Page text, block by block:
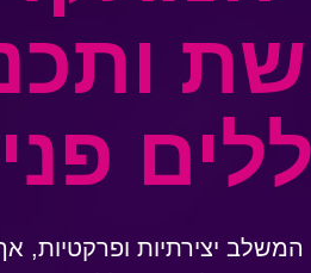
המשלב יצירתיות ופרקטיות,